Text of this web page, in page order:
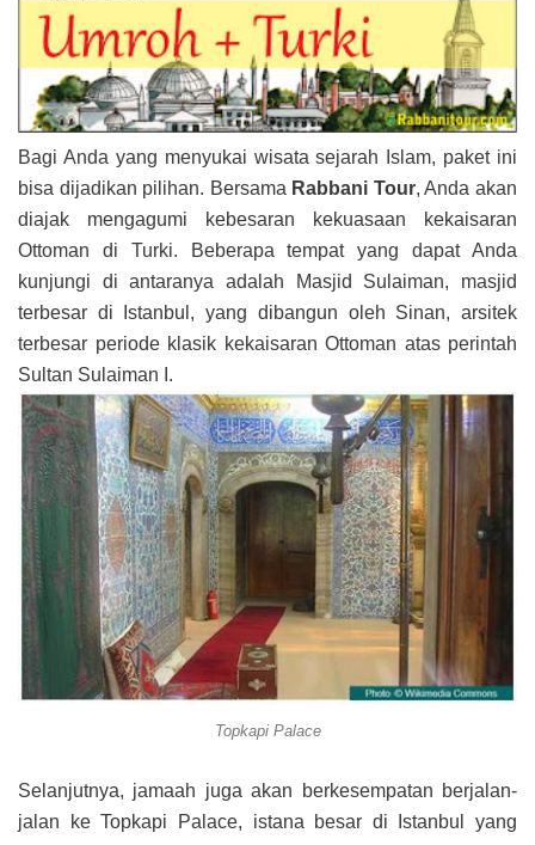
Bagi Anda yang menyukai wisata sejarah Islam, paket ini
bisa dijadikan pilihan. Bersama Rabbani Tour, Anda akan
diajak mengagumi kebesaran kekuasaan kekaisaran
Ottoman di Turki. Beberapa tempat yang dapat Anda
kunjungi di antaranya adalah Masjid Sulaiman, masjid
terbesar di Istanbul, yang dibangun oleh Sinan, arsitek
terbesar periode klasik kekaisaran Ottoman atas perintah
Sultan Sulaiman I.
Topkapi Palace
Selanjutnya, jamaah juga akan berkesempatan berjalan-
jalan ke Topkapi Palace, istana besar di Istanbul yang